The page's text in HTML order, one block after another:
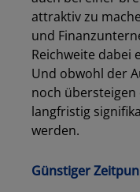
attraktiv zu
und
Reichweite dabei
Und obwohl der
noch
langfristig
werden.
Günstiger